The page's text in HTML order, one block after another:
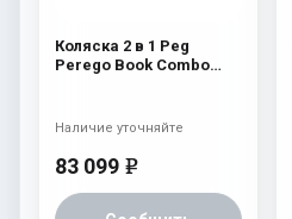
Коляска 2 в 1 Peg
Perego Book Combo
83 099 e
Наличие уточняйте